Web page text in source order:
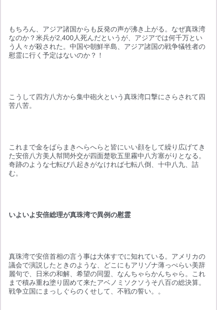
もちろん、アジア諸国からも反発の声が沸き上がる。なぜ真珠湾
なのか？米兵が2,400人死んだというが、アジアでは何千万とい
う人々が殺された。中国や朝鮮半島、アジア諸国の戦争犠牲者の
慰霊に行く予定はないのか？！
こうして四方八方から集中砲火という真珠湾口撃にさらされて四
苦八苦。
これまで金をばらまきへらへらと皆にいい顔をして繰り広げてき
た安倍八方美人幇間外交が四面楚歌五里霧中八方塞がりとなる。
奇跡のような七転び八起きがなければ七転八倒、十中八九、詰
む。
いよいよ安倍総理が真珠湾で異例の慰霊
真珠湾で安倍首相の言う事は大体すでに知れている。アメリカの
議会で演説したときのような、どこにもアリゾナ薄っぺらい美辞
麗句で、日米の和解、希望の同盟、なんちゃらかんちゃら。これ
まで積み重ね塗り固めて来たアベノミソクソうそ八百の総決算。
戦争立国にまっしぐらのくせして、不戦の誓い。。